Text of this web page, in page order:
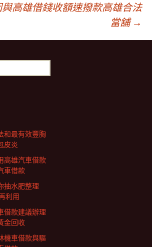
高雄借錢收額速撥款高雄合法
當舖 →
和最有效豐胸
皮炎
高雄汽車借款
車借款
抽水肥整理
利用
借款建議辦理
金回收
機車借款與驅